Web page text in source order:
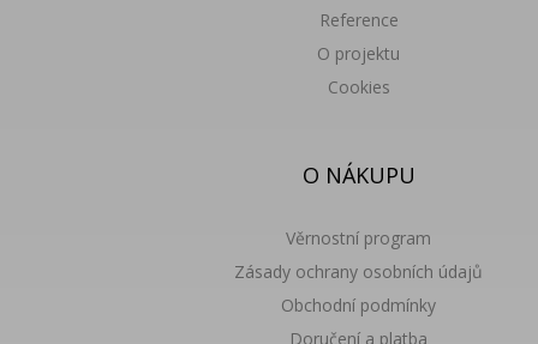
Reference
O projektu
Cookies
O NÁKUPU
Věrnostní program
Zásady ochrany osobních údajů
Obchodní podmínky
Doručení a platba